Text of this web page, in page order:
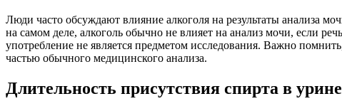
Люди часто обсуждают влияние алкоголя на результаты анализа
на самом деле, алкоголь обычно не влияет на анализ мочи, если
употребление не является предметом исследования. Важно
частью обычного медицинского анализа.
Длительность присутствия спирта в урине